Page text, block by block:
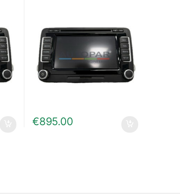
€895.00